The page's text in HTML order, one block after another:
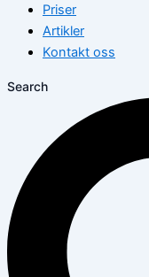
Priser
Artikler
Kontakt oss
Search